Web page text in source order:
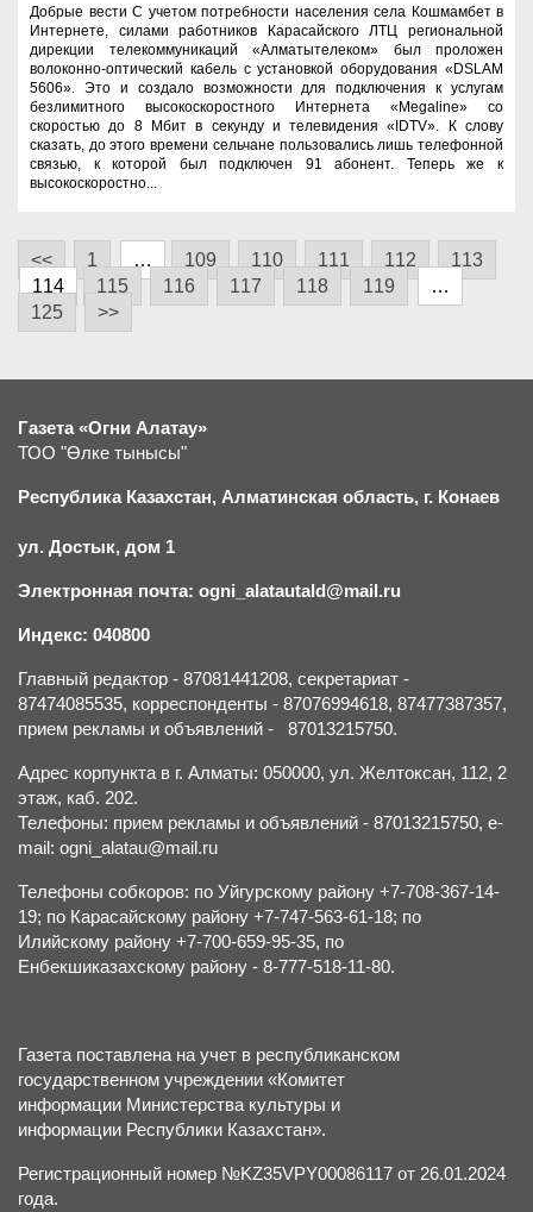
Добрые вести С учетом потребности населения села Кошмамбет в
Интернете, силами работников Карасайского ЛТЦ региональной
дирекции телекоммуникаций «Алматытелеком» был проложен
волоконно-оптический кабель с установкой оборудования «DSLAM
5606». Это и создало возможности для подключения к услугам
безлимитного высокоскоростного Интернета «Megaline» со
скоростью до 8 Мбит в секунду и телевидения «IDTV». К слову
сказать, до этого времени сельчане пользовались лишь телефонной
связью, к которой был подключен 91 абонент. Теперь же к
высокоскоростно...
<< 1 … 109 110 111 112
113
114
115 116 117 118 119
…
125
>>
Газета «Огни Алатау»
ТОО "Өлке тынысы"
Республика Казахстан, Алматинская область, г. Конаев
ул. Достык, дом 1
Электронная почта: ogni_alatautald@mail.ru
Индекс: 040800
Главный редактор - 87081441208, секретариат -
87474085535, корреспонденты - 87076994618, 87477387357,
прием рекламы и объявлений - 87013215750.
Адрес корпункта в г. Алматы: 050000, ул. Желтоксан, 112, 2
этаж, каб. 202.
Телефоны: прием рекламы и объявлений - 87013215750, e-
mail: ogni_alatau@mail.ru
Телефоны собкоров: по Уйгурскому району +7-708-367-14-
19; по Карасайскому району +7-747-563-61-18; по
Илийскому району +7-700-659-95-35, по
Енбекшиказахскому району - 8-777-518-11-80.
Газета поставлена на учет в республиканском
государственном учреждении «Комитет
информации Министерства культуры и
информации Республики Казахстан».
Регистрационный номер №KZ35VPY00086117 от 26.01.2024
года.